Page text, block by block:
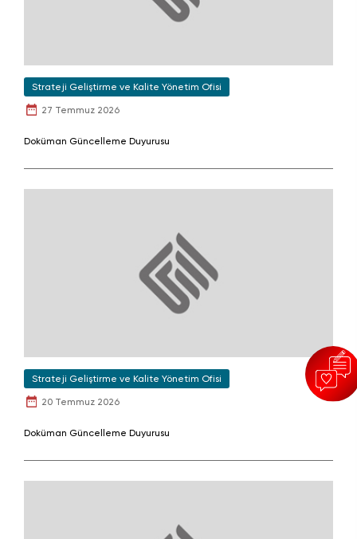
Strateji Geliştirme ve Kalite Yönetim Ofisi
27 Temmuz 2026
Doküman Güncelleme Duyurusu
Strateji Geliştirme ve Kalite Yönetim Ofisi
20 Temmuz 2026
Doküman Güncelleme Duyurusu